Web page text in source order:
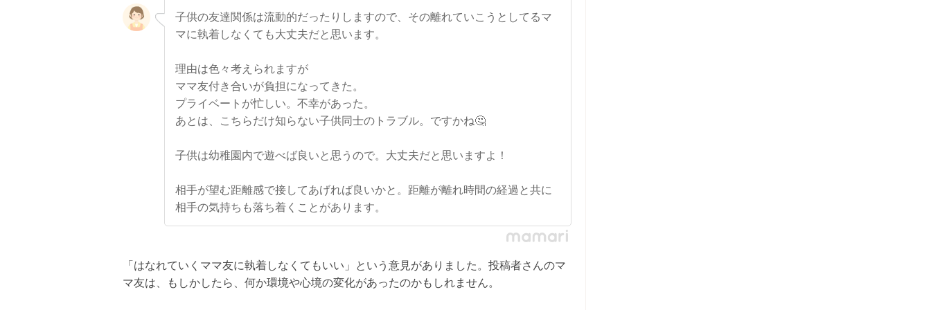
子供の友達関係は流動的だったりしますので、その離れていこうとしてるマ
マに執着しなくても大丈夫だと思います。
理由は色々考えられますが
ママ友付き合いが負担になってきた。
プライベートが忙しい。不幸があった。
あとは、こちらだけ知らない子供同士のトラブル。ですかね🤔
子供は幼稚園内で遊べば良いと思うので。大丈夫だと思いますよ！
相手が望む距離感で接してあげれば良いかと。距離が離れ時間の経過と共に
相手の気持ちも落ち着くことがあります。
「はなれていくママ友に執着しなくてもいい」という意見がありました。投稿者さんのマ
マ友は、もしかしたら、何か環境や心境の変化があったのかもしれません。